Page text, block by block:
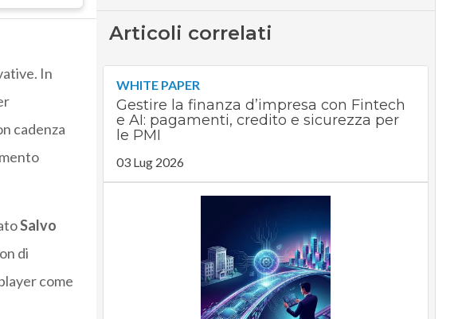
In
cadenza
Salvo
di
come
Articoli correlati
WHITE PAPER
Gestire la finanza d’impresa con Fintech
e AI: pagamenti, credito e sicurezza per
le PMI
03 Lug 2026